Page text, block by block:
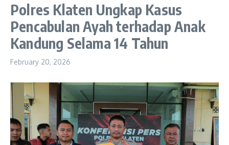
Polres Klaten Ungkap Kasus
Pencabulan Ayah terhadap Anak
Kandung Selama 14 Tahun
February 20, 2026